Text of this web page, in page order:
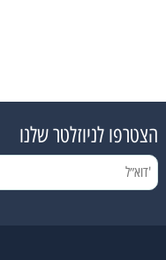
הצטרפו לניוזלטר שלנו